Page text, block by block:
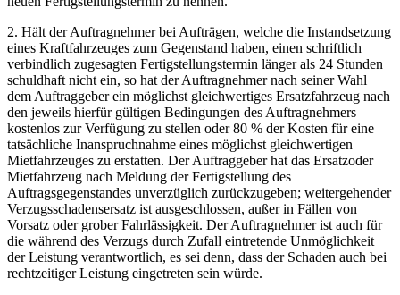
2. Hält der Auftragnehmer bei Aufträgen, welche die Instandsetzung
eines Kraftfahrzeuges zum Gegenstand haben, einen schriftlich
verbindlich zugesagten Fertigstellungstermin länger als 24 Stunden
schuldhaft nicht ein, so hat der Auftragnehmer nach seiner Wahl
dem Auftraggeber ein möglichst gleichwertiges Ersatzfahrzeug nach
den jeweils hierfür gültigen Bedingungen des Auftragnehmers
kostenlos zur Verfügung zu stellen oder 80 % der Kosten für eine
tatsächliche Inanspruchnahme eines möglichst gleichwertigen
Mietfahrzeuges zu erstatten. Der Auftraggeber hat das Ersatzoder
Mietfahrzeug nach Meldung der Fertigstellung des
Auftragsgegenstandes unverzüglich zurückzugeben; weitergehender
Verzugsschadensersatz ist ausgeschlossen, außer in Fällen von
Vorsatz oder grober Fahrlässigkeit. Der Auftragnehmer ist auch für
die während des Verzugs durch Zufall eintretende Unmöglichkeit
der Leistung verantwortlich, es sei denn, dass der Schaden auch bei
rechtzeitiger Leistung eingetreten sein würde.